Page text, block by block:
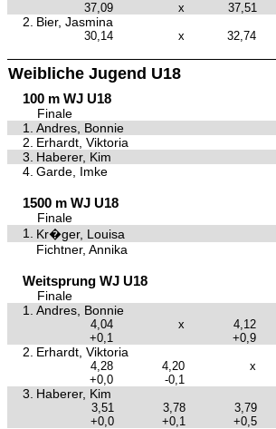
37,09 x 37,51
2. Bier, Jasmina
30,14 x 32,74
Weibliche Jugend U18
100 m WJ U18
Finale
1.
Andres, Bonnie
2. Erhardt, Viktoria
3. Haberer, Kim
4. Garde, Imke
1500 m WJ U18
Finale
1.
Kr�ger, Louisa
Fichtner, Annika
Weitsprung WJ U18
Finale
1.
Andres, Bonnie
4,04 x 4,12
+0,1
+0,9
2. Erhardt, Viktoria
4,28 4,20 x
+0,0
-0,1
3. Haberer, Kim
3,51 3,78 3,79
+0,0
+0,1 +0,5